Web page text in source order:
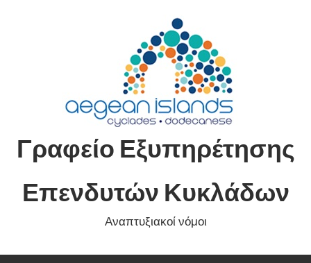
Γραφείο Εξυπηρέτησης
Επενδυτών Κυκλάδων
Αναπτυξιακοί νόμοι